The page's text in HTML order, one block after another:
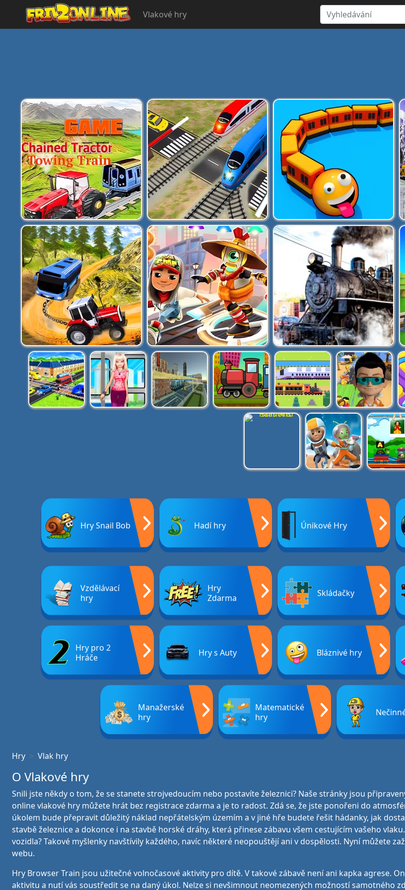
Vlakové hry
Hry Snail Bob Hadí hry Únikové Hry
Vzdělávací
hry
Hry
Zdarma
Skládačky
Hry pro 2
Hráče
Hry s Auty Bláznivé hry
Manažerské
hry
Matematické
hry
Hry Vlak hry
O Vlakové hry
Snili jste někdy o tom, že se stanete strojvedoucím nebo postavíte železnici? Naše stránky jsou
online vlakové hry můžete hrát bez registrace zdarma a je to radost. Zdá se, že jste ponořeni do
úkolem bude přepravit důležitý náklad nepřátelským územím a v jiné hře budete řešit hádanky, jak
stavbě železnice a dokonce i na stavbě horské dráhy, která přinese zábavu všem cestujícím vašeho
vozidla? Takové myšlenky navštívily každého, navíc některé neopouštějí ani v dospělosti. Nyní můžete
webu.
Hry Browser Train jsou užitečné volnočasové aktivity pro dítě. V takové zábavě není ani kapka agrese.
aktivitu a nutí vás soustředit se na daný úkol. Nelze si nevšimnout neomezených možností samotného